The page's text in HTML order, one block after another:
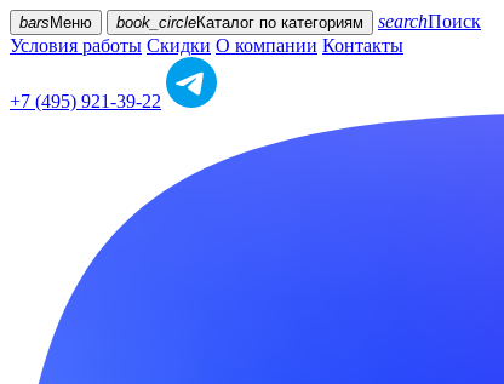
bars Меню book_circleКаталог по категориям searchПоиск
Условия работы Скидки О компании Контакты
+7 (495) 921-39-22